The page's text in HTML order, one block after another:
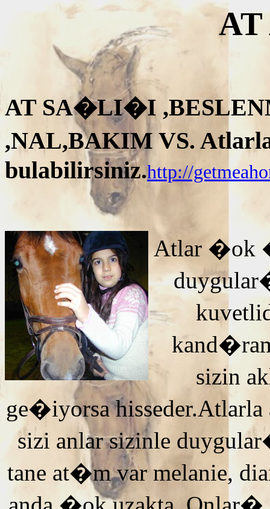
AT SA�LI�I
,NAL,BAKIM VS.
bulabilirsiniz.http://
Atlar �ok
sizin
ge�iyorsa
sizi anlar sizinle
tane at�m var melanie,